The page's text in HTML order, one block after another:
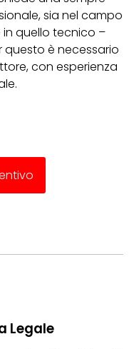
sia nel campo
quello tecnico –
è necessario
con esperienza
Legale